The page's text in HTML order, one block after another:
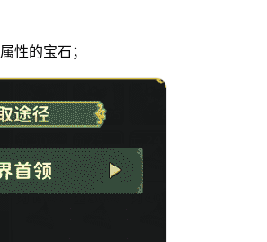
属性的宝石；